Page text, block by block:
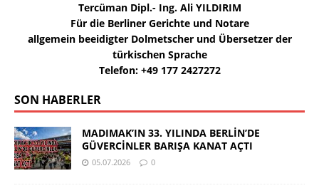
Tercüman Dipl.- Ing. Ali YILDIRIM
Für die Berliner Gerichte und Notare
allgemein beeidigter Dolmetscher und Übersetzer der
türkischen Sprache
Telefon: +49 177 2427272
SON HABERLER
MADIMAK’IN 33. YILINDA BERLİN’DE
GÜVERCİNLER BARIŞA KANAT AÇTI
05.07.2026 0